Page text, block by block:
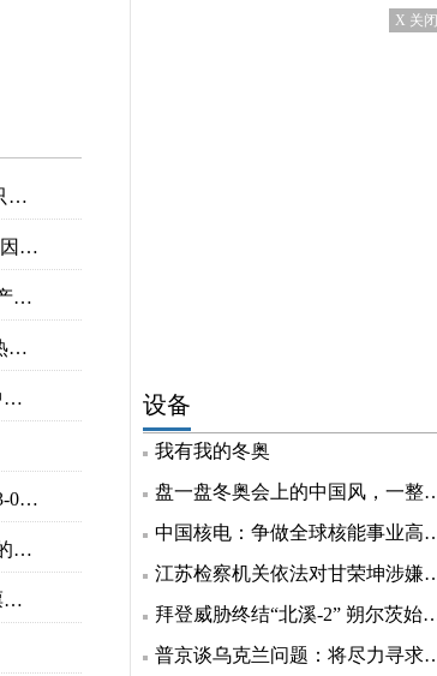
世界热门:新股9只新股申购：创业板5只，科创板2只，北交所2只
重点聚焦!方差扩大因子_关于方差扩大因子简介
全球速看：河北省特产有哪些_河北特产都有哪些
焦点滚动:原来你是这样的小火锅：自热火锅是如何“自热”的？
世界观焦点：联合国粮食及农业组织中国籍总干事屈冬玉2日在新任总干事选举中成功胜选连任
当前速讯：丙烯腈商品报价动态（2023-07-02）
【全球聚看点】白酒的囯家标准_白酒的国家标准都有哪些
电费发票怎么打印电子发票（电费发票网上怎么打印）-环球报资讯
X 关闭
设备
我有我的冬奥
盘一盘冬奥会上的中国风，一整个自豪住了！
中国核电：争做全球核能事业高质量发展的引领者
江苏检察机关依法对甘荣坤涉嫌受贿案提起公诉
拜登威胁终结“北溪-2” 朔尔茨始终没松口
普京谈乌克兰问题：将尽力寻求各方都接受的折中方案